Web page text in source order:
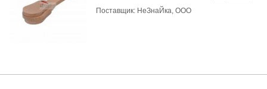
Поставщик: НеЗнаЙка, ООО